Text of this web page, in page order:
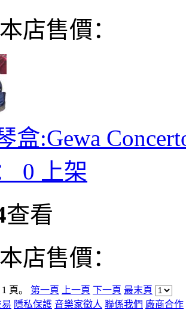
本店售價：
盒:Gewa
0
上架
查看
本店售價：
頁。 第一頁 上一頁 下一頁 最末頁
隱私保護 音樂家徵人 聯係我們 廠商合作